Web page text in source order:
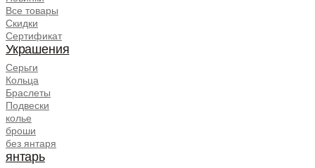
Все товары
Скидки
Сертификат
Украшения
Серьги
Кольца
Браслеты
Подвески
колье
броши
без янтаря
янтарь